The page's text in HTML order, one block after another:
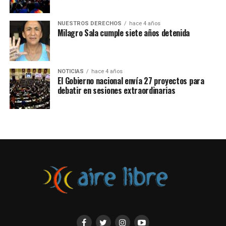
levantamientos populares y represión policial, con
fallecidos y miles de personas detenidas.
NUESTROS DERECHOS hace 4 años
Milagro Sala cumple siete años detenida
NOTICIAS hace 4 años
El Gobierno nacional envía 27 proyectos para
debatir en sesiones extraordinarias